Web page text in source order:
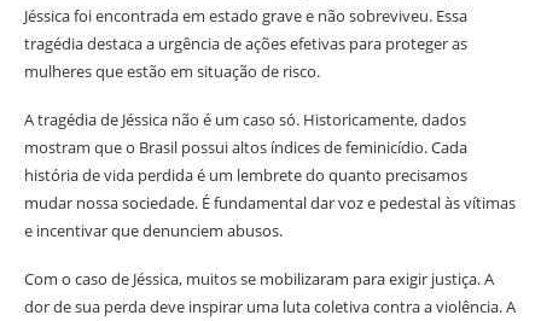
Jéssica foi encontrada em estado grave e não sobreviveu. Essa
tragédia destaca a urgência de ações efetivas para proteger as
mulheres que estão em situação de risco.
A tragédia de Jéssica não é um caso só. Historicamente, dados
mostram que o Brasil possui altos índices de feminicídio. Cada
história de vida perdida é um lembrete do quanto precisamos
mudar nossa sociedade. É fundamental dar voz e pedestal às vítimas
e incentivar que denunciem abusos.
Com o caso de Jéssica, muitos se mobilizaram para exigir justiça. A
dor de sua perda deve inspirar uma luta coletiva contra a violência. A